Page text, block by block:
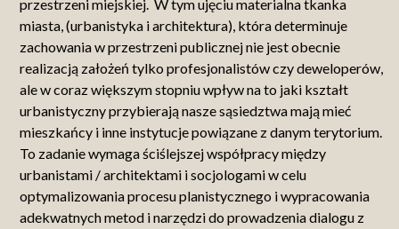
przestrzeni miejskiej. W tym ujęciu materialna tkanka
miasta, (urbanistyka i architektura), która determinuje
zachowania w przestrzeni publicznej nie jest obecnie
realizacją założeń tylko profesjonalistów czy deweloperów,
ale w coraz większym stopniu wpływ na to jaki kształt
urbanistyczny przybierają nasze sąsiedztwa mają mieć
mieszkańcy i inne instytucje powiązane z danym terytorium.
To zadanie wymaga ściślejszej współpracy między
urbanistami / architektami i socjologami w celu
optymalizowania procesu planistycznego i wypracowania
adekwatnych metod i narzędzi do prowadzenia dialogu z